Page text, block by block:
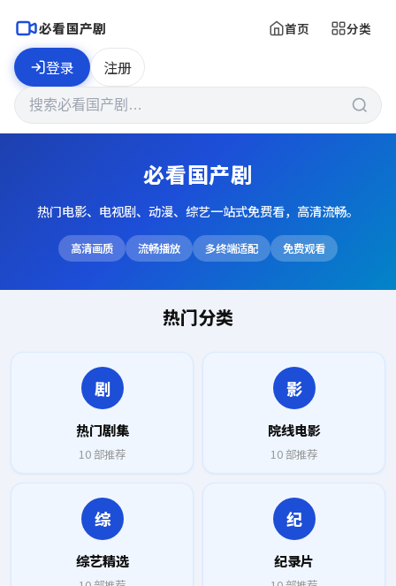
必看国产剧 首页 分类
登录 注册
必看国产剧
热门电影、电视剧、动漫、综艺一站式免费看，高清流畅。
高清画质 流畅播放 多终端适配 免费观看
热门分类
剧
热门剧集
10部推荐
影
院线电影
10部推荐
综
综艺精选
纪
纪录片